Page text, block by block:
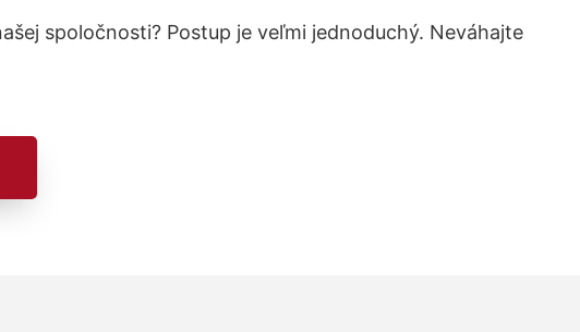
spoločnosti? Postup je veľmi jednoduchý. Neváhajte